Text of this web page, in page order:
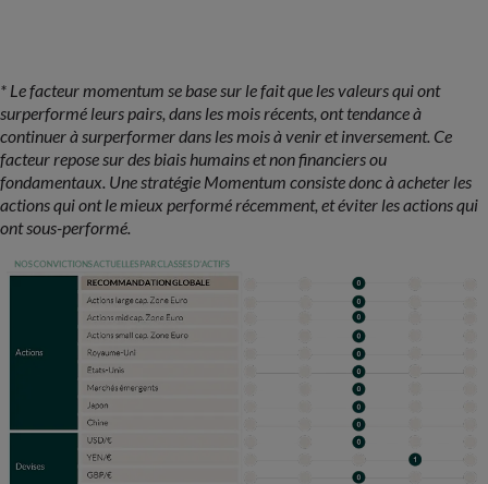
* Le facteur momentum se base sur le fait que les valeurs qui ont
surperformé leurs pairs, dans les mois récents, ont tendance à
continuer à surperformer dans les mois à venir et inversement. Ce
facteur repose sur des biais humains et non financiers ou
fondamentaux. Une stratégie Momentum consiste donc à acheter les
actions qui ont le mieux performé récemment, et éviter les actions qui
ont sous-performé.